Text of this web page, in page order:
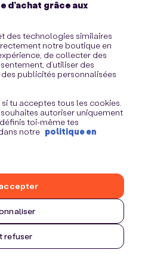
d’achat grâce aux
des technologies similaires
notre boutique en
de collecter des
d’utiliser des
publicités personnalisées
tu acceptes tous les cookies.
autoriser uniquement
toi-même tes
notre politique en
refuser